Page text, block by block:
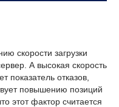
скорости загрузки
А высокая скорость
показатель отказов,
повышению позиций
этот фактор считается